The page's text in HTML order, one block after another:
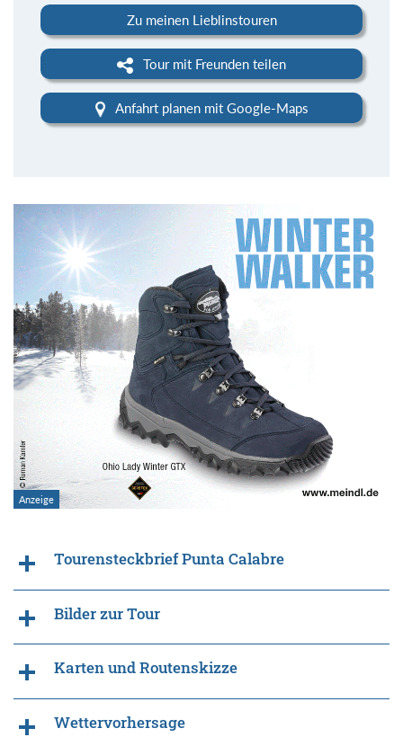
Zu meinen Lieblinstouren
Tour mit Freunden teilen
Anfahrt planen mit Google-Maps
Tourensteckbrief Punta Calabre
Bilder zur Tour
Karten und Routenskizze
Wettervorhersage